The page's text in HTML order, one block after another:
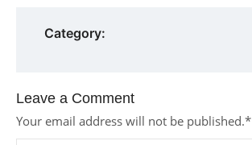
Category:
Leave a Comment
Your email address will not be published.*